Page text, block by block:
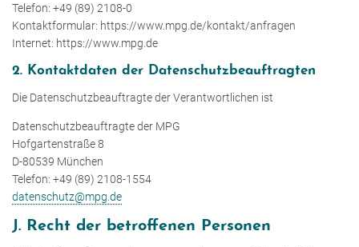
Telefon: +49 (89) 2108-0
Kontaktformular: https://www.mpg.de/kontakt/anfragen
Internet: https://www.mpg.de
2. Kontaktdaten der Datenschutzbeauftragten
Die Datenschutzbeauftragte der Verantwortlichen ist
Datenschutzbeauftragte der MPG
Hofgartenstraße 8
D-80539 München
Telefon: +49 (89) 2108-1554
datenschutz@mpg.de
J. Recht der betroffenen Personen